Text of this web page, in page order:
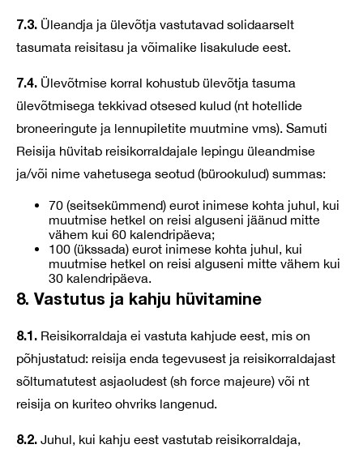
7.3. Üleandja ja ülevõtja vastutavad solidaarselt
tasumata reisitasu ja võimalike lisakulude eest.
7.4. Ülevõtmise korral kohustub ülevõtja tasuma
ülevõtmisega tekkivad otsesed kulud (nt hotellide
broneeringute ja lennupiletite muutmine vms). Samuti
Reisija hüvitab reisikorraldajale lepingu üleandmise
ja/või nime vahetusega seotud (bürookulud) summas:
70 (seitsekümmend) eurot inimese kohta juhul, kui
muutmise hetkel on reisi alguseni jäänud mitte
vähem kui 60 kalendripäeva;
100 (ükssada) eurot inimese kohta juhul, kui
muutmise hetkel on reisi alguseni mitte vähem kui
30 kalendripäeva.
8. Vastutus ja kahju hüvitamine
8.1. Reisikorraldaja ei vastuta kahjude eest, mis on
põhjustatud: reisija enda tegevusest ja reisikorraldajast
sõltumatutest asjaoludest (sh force majeure) või nt
reisija on kuriteo ohvriks langenud.
8.2. Juhul, kui kahju eest vastutab reisikorraldaja,